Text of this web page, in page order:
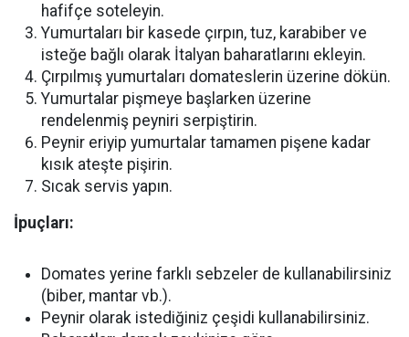
hafifçe soteleyin.
Yumurtaları bir kasede çırpın, tuz, karabiber ve
isteğe bağlı olarak İtalyan baharatlarını ekleyin.
Çırpılmış yumurtaları domateslerin üzerine dökün.
Yumurtalar pişmeye başlarken üzerine
rendelenmiş peyniri serpiştirin.
Peynir eriyip yumurtalar tamamen pişene kadar
kısık ateşte pişirin.
Sıcak servis yapın.
İpuçları:
Domates yerine farklı sebzeler de kullanabilirsiniz
(biber, mantar vb.).
Peynir olarak istediğiniz çeşidi kullanabilirsiniz.